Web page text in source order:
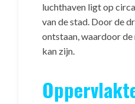
luchthaven ligt op
van de stad. Door de
ontstaan, waardoor
kan zijn.